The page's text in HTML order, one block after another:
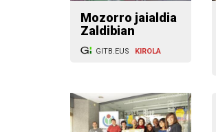
Mozorro jaialdia
Zaldibian
GITB.EUS KIROLA